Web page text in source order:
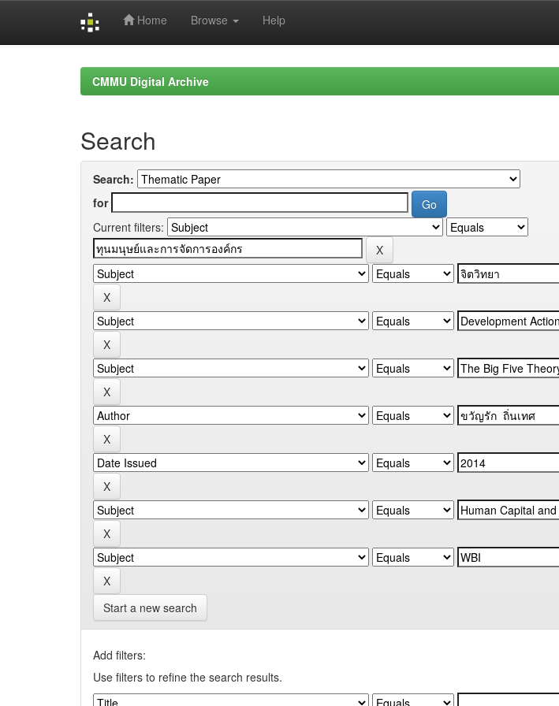
Home Browse Help
CMMU Digital Archive
Search
Search:
for
Current filters:
Start a new search
Add filters:
Use filters to refine the search results.